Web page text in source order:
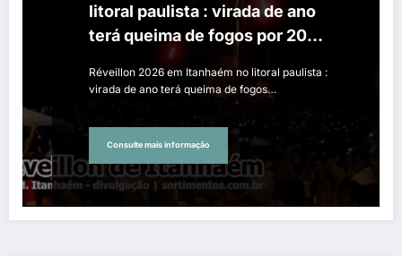
litoral paulista : virada de ano
terá queima de fogos por 20
minutos na Boca da Barra
Réveillon 2026 em Itanhaém no litoral paulista :
virada de ano terá queima de fogos…
Consulte mais informação